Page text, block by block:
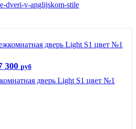
dveri-v-anglijskom-stile
300 руб
дверь Light S1 цвет №1